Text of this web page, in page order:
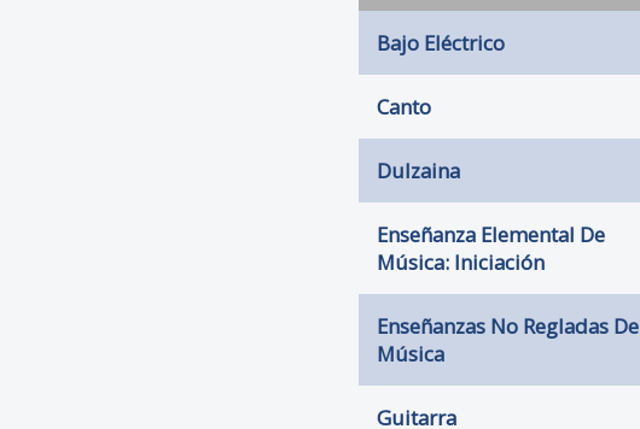
Bajo Eléctrico
Canto
Dulzaina
Enseñanza Elemental De
Música: Iniciación
Enseñanzas No Regladas De
Música
Guitarra